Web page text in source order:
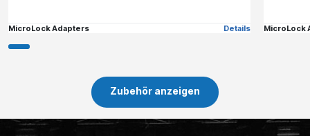
MicroLock Adapters Details MicroLock
Zubehör anzeigen